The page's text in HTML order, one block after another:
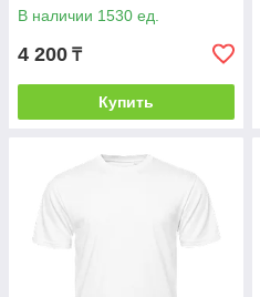
В наличии 1530 ед.
4 200 ₸
Купить